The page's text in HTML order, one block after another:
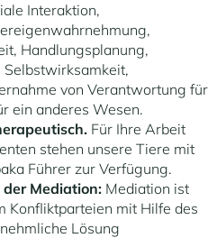
Interaktion,
Handlungsplanung,
von Verantwortung für
ein anderes Wesen.
Für Ihre Arbeit
stehen unsere Tiere mit
Führer zur Verfügung.
Mediation: Mediation ist
Konfliktparteien mit Hilfe des
Lösung